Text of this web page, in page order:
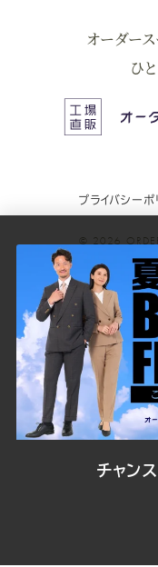
ス
ツ
公
オーダー
ひ
プライバシーポ
© 2026
チャン